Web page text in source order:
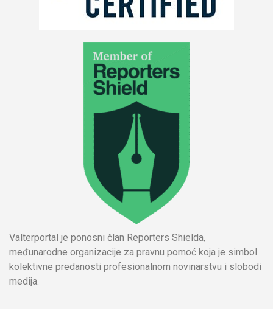
Valterportal je ponosni član Reporters Shielda,
međunarodne organizacije za pravnu pomoć koja je simbol
kolektivne predanosti profesionalnom novinarstvu i slobodi
medija.